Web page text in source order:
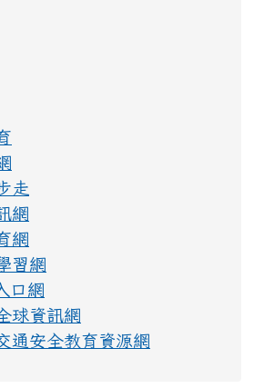
走
網
網
習網
口網
球資訊網
通安全教育資源網